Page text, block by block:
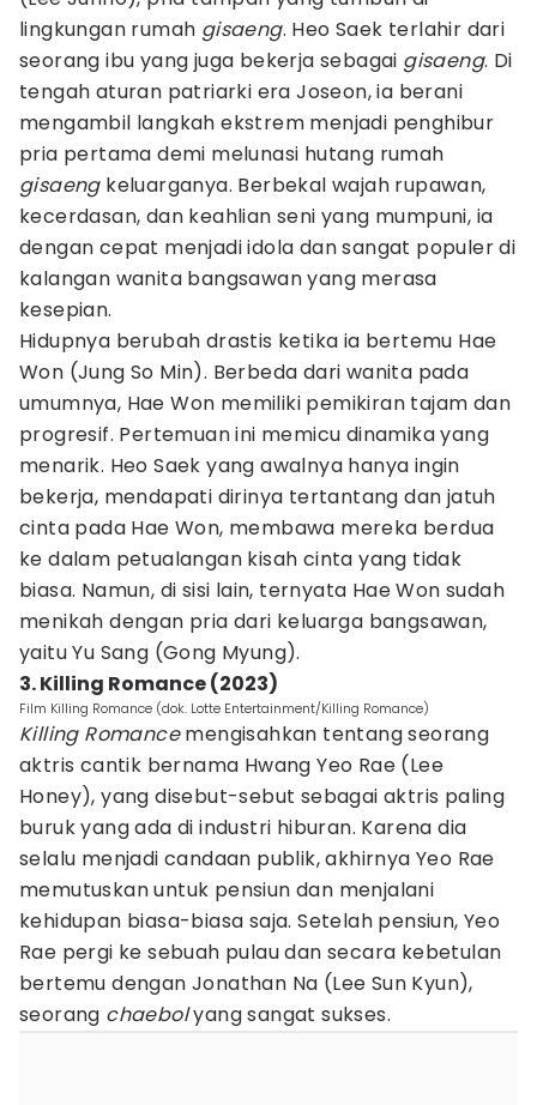
lingkungan rumah gisaeng. Heo Saek terlahir dari
seorang ibu yang juga bekerja sebagai gisaeng. Di
tengah aturan patriarki era Joseon, ia berani
mengambil langkah ekstrem menjadi penghibur
pria pertama demi melunasi hutang rumah
gisaengkeluarganya. Berbekal wajah rupawan,
kecerdasan, dan keahlian seni yang mumpuni, ia
dengan cepat menjadi idola dan sangat populer di
kalangan wanita bangsawan yang merasa
kesepian.
Hidupnya berubah drastis ketika ia bertemu Hae
Won (Jung So Min). Berbeda dari wanita pada
umumnya, Hae Won memiliki pemikiran tajam dan
progresif. Pertemuan ini memicu dinamika yang
menarik. Heo Saek yang awalnya hanya ingin
bekerja, mendapati dirinya tertantang dan jatuh
cinta pada Hae Won, membawa mereka berdua
ke dalam petualangan kisah cinta yang tidak
biasa. Namun, di sisi lain, ternyata Hae Won sudah
menikah dengan pria dari keluarga bangsawan,
yaitu Yu Sang (Gong Myung).
3. Killing Romance (2023)
Film Killing Romance (dok. Lotte Entertainment/Killing Romance)
Killing Romancemengisahkan tentang seorang
aktris cantik bernama Hwang Yeo Rae (Lee
Honey), yang disebut-sebut sebagai aktris paling
buruk yang ada di industri hiburan. Karena dia
selalu menjadi candaan publik, akhirnya Yeo Rae
memutuskan untuk pensiun dan menjalani
kehidupan biasa-biasa saja. Setelah pensiun, Yeo
Rae pergi ke sebuah pulau dan secara kebetulan
bertemu dengan Jonathan Na (Lee Sun Kyun),
seorang chaebolyang sangat sukses.